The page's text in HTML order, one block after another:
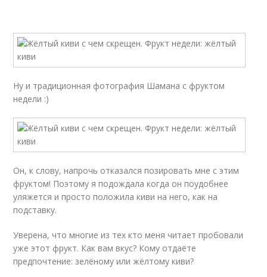
Ну и традиционная фотография Шамана с фруктом
недели :)
Он, к слову, напрочь отказался позировать мне с этим
фруктом! Поэтому я подождала когда он поудобнее
уляжется и просто положила киви на него, как на
подставку.
Уверена, что многие из тех кто меня читает пробовали
уже этот фрукт. Как вам вкус? Кому отдаёте
предпочтение: зелёному или жёлтому киви?